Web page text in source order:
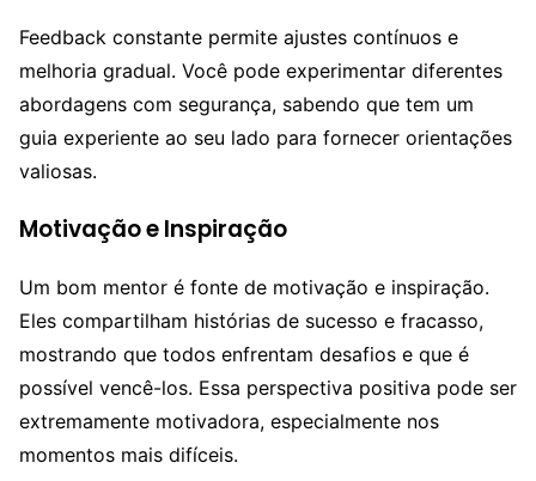
Feedback constante permite ajustes contínuos e
melhoria gradual. Você pode experimentar diferentes
abordagens com segurança, sabendo que tem um
guia experiente ao seu lado para fornecer orientações
valiosas.
Motivação e Inspiração
Um bom mentor é fonte de motivação e inspiração.
Eles compartilham histórias de sucesso e fracasso,
mostrando que todos enfrentam desafios e que é
possível vencê-los. Essa perspectiva positiva pode ser
extremamente motivadora, especialmente nos
momentos mais difíceis.